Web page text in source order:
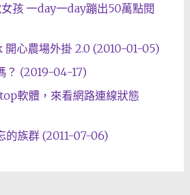
孩 一day一day蹦出50萬點閱
心農場外掛 2.0 (2010-01-05)
？ (2019-04-17)
軟體，來看網路連線狀態
的族群 (2011-07-06)